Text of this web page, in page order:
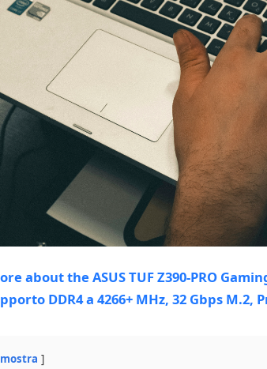
mostra